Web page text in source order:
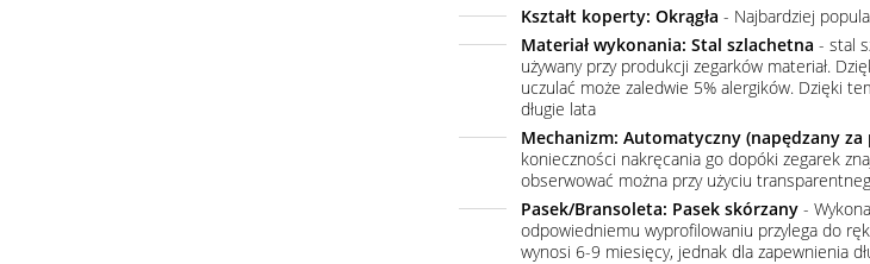
Kształt koperty: Okrągła - Najbardziej
Materiał wykonania: Stal szlachetna - stal
używany przy produkcji zegarków materiał.
uczulać może zaledwie 5% alergików. Dzięki
długie lata
Mechanizm: Automatyczny (napędzany za
konieczności nakręcania go dopóki zegarek
obserwować można przy użyciu
Pasek/Bransoleta: Pasek skórzany-
odpowiedniemu wyprofilowaniu przylega do
wynosi 6-9 miesięcy, jednak dla zapewnienia